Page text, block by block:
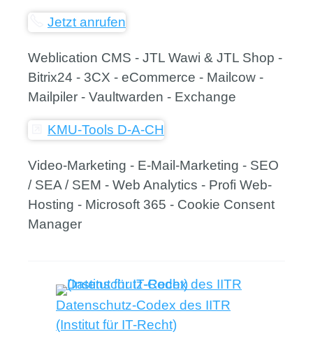
Jetzt anrufen
Weblication CMS - JTL Wawi & JTL Shop -
Bitrix24 - 3CX - eCommerce - Mailcow -
Mailpiler - Vaultwarden - Exchange
KMU-Tools D-A-CH
Video-Marketing - E-Mail-Marketing - SEO
/ SEA / SEM - Web Analytics - Profi Web-
Hosting - Microsoft 365 - Cookie Consent
Manager
Datenschutz-Codex des IITR
(Institut für IT-Recht)